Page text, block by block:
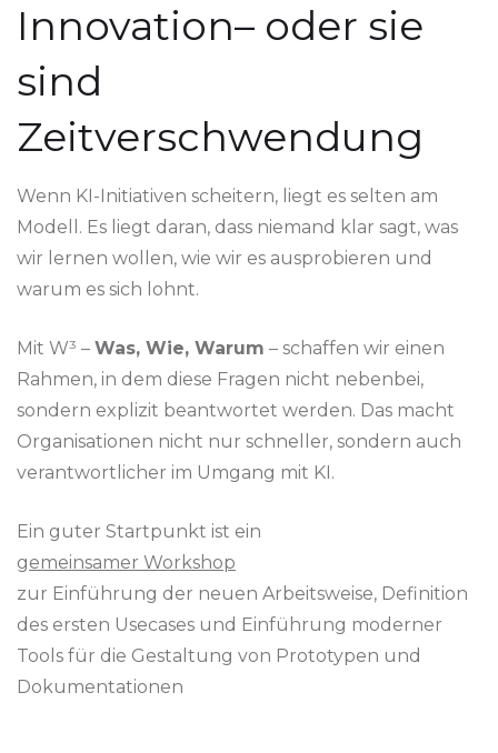
Innovation– oder sie
sind
Zeitverschwendung
Wenn KI-Initiativen scheitern, liegt es selten am
Modell. Es liegt daran, dass niemand klar sagt, was
wir lernen wollen, wie wir es ausprobieren und
warum es sich lohnt.
Mit W³ – Was, Wie, Warum – schaffen wir einen
Rahmen, in dem diese Fragen nicht nebenbei,
sondern explizit beantwortet werden. Das macht
Organisationen nicht nur schneller, sondern auch
verantwortlicher im Umgang mit KI.
Ein guter Startpunkt ist ein
gemeinsamer Workshop
zur Einführung der neuen Arbeitsweise, Definition
des ersten Usecases und Einführung moderner
Tools für die Gestaltung von Prototypen und
Dokumentationen